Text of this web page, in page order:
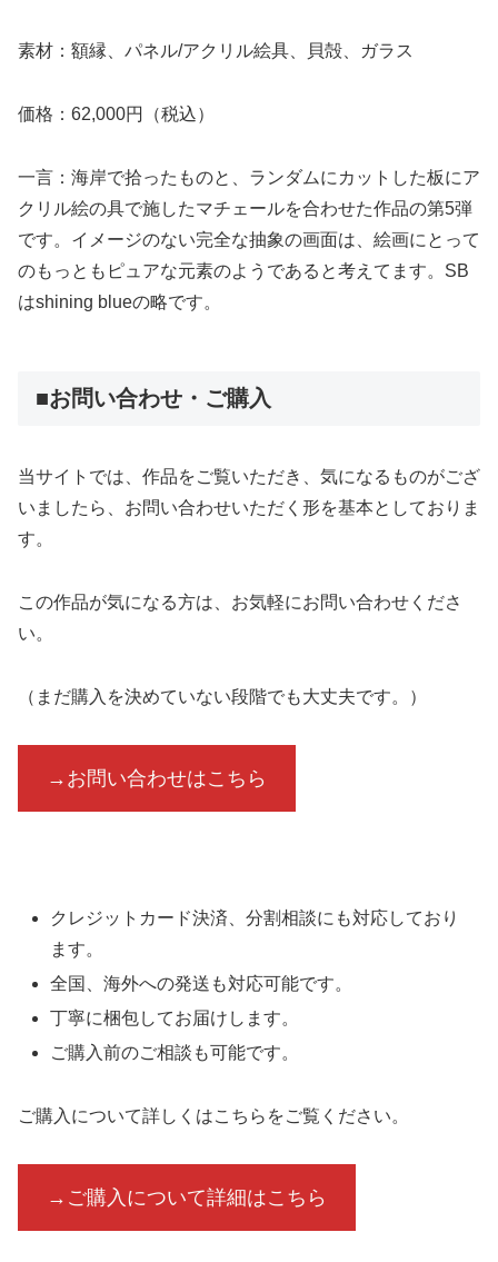
素材：額縁、パネル/アクリル絵具、貝殻、ガラス
価格：62,000円（税込）
一言：海岸で拾ったものと、ランダムにカットした板にア
クリル絵の具で施したマチェールを合わせた作品の第5弾
です。イメージのない完全な抽象の画面は、絵画にとって
のもっともピュアな元素のようであると考えてます。SB
はshining blueの略です。
■お問い合わせ・ご購入
当サイトでは、作品をご覧いただき、気になるものがござ
いましたら、お問い合わせいただく形を基本としておりま
す。
この作品が気になる方は、お気軽にお問い合わせくださ
い。
（まだ購入を決めていない段階でも大丈夫です。）
→お問い合わせはこちら
クレジットカード決済、分割相談にも対応しており
ます。
全国、海外への発送も対応可能です。
丁寧に梱包してお届けします。
ご購入前のご相談も可能です。
ご購入について詳しくはこちらをご覧ください。
→ご購入について詳細はこちら